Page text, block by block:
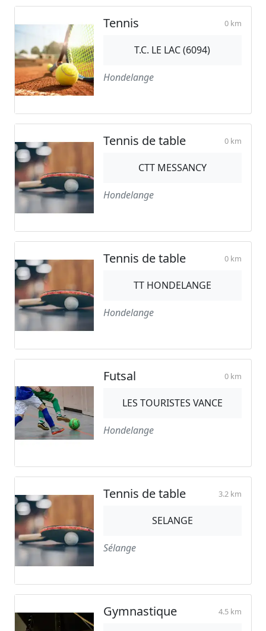
Tennis 0 km
T.C. LE LAC (6094)
Hondelange
Tennis de table 0 km
CTT MESSANCY
Hondelange
Tennis de table 0 km
TT HONDELANGE
Hondelange
Futsal 0 km
LES TOURISTES VANCE
Hondelange
Tennis de table 3.2 km
SELANGE
Sélange
Gymnastique 4.5 km